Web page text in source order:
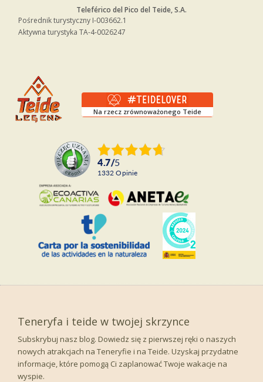
Teleférico del Pico del Teide, S.A.
Pośrednik turystyczny I-003662.1
Aktywna turystyka TA-4-0026247
Na rzecz zrównoważonego Teide
4.7/5
1332 opinie
Teneryfa i teide w twojej skrzynce
Subskrybuj nasz blog. Dowiedz się z pierwszej ręki o naszych
nowych atrakcjach na Teneryfie i na Teide. Uzyskaj przydatne
informacje, które pomogą Ci zaplanować Twoje wakacje na
wyspie.